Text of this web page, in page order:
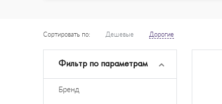
Сортировать по: Дешевые Дорогие
Фильтр по параметрам
Бренд